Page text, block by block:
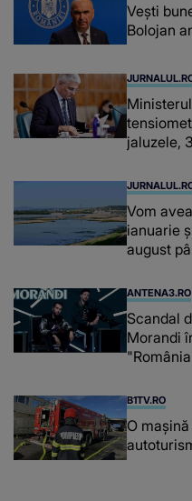
Vești
Bolojan
jaluzele,
Vom
ianuarie
august
ANTENA3.RO
Scandal
Morandi
B1TV.RO
O